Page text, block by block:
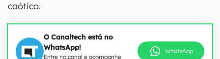
caótico.
O Canaltech está no
WhatsApp!
Entre no canal e acompanhe
WhatsApp